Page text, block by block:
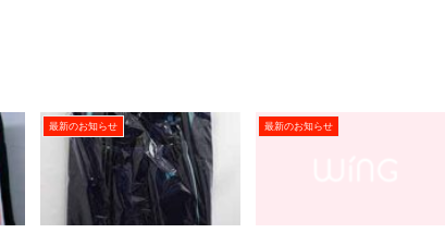
最新のお知らせ 最新のお知らせ